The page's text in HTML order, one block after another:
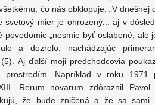
čo nás obklopuje. „V dnešnej
svetový mier je ohrozený... aj v
povedomie „nesmie byť oslabené, ale
a dozrelo, nachádzajúc
Aj ďalší moji predchodcovia
Napríklad v roku 1971
Rerum novarum zdôraznil
že bude zničená a že sa sami